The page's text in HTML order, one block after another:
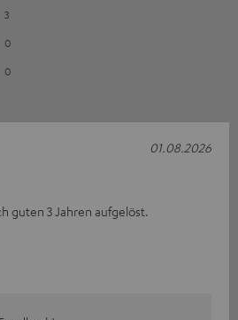
3
0
0
guten 3 Jahren aufgelöst.
01.08.2026